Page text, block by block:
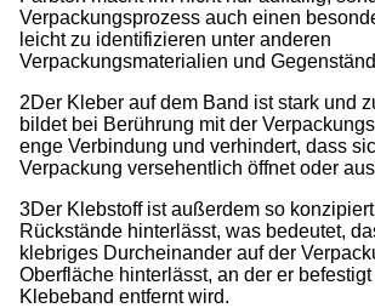
Verpackungsprozess auch einen
leicht zu identifizieren unter anderen
Verpackungsmaterialien und
2Der Kleber auf dem Band ist stark und
bildet bei Berührung mit der
enge Verbindung und verhindert, dass
Verpackung versehentlich öffnet oder
3Der Klebstoff ist außerdem so
Rückstände hinterlässt, was bedeutet,
klebriges Durcheinander auf der
Oberfläche hinterlässt, an der er
Klebeband entfernt wird.